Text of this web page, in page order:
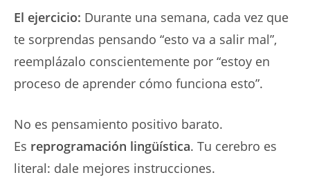
El ejercicio: Durante una semana, cada vez que
te sorprendas pensando “esto va a salir mal”,
reemplázalo conscientemente por “estoy en
proceso de aprender cómo funciona esto”.
No es pensamiento positivo barato.
Es reprogramación lingüística. Tu cerebro es
literal: dale mejores instrucciones.